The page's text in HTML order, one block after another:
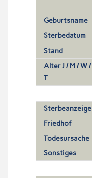
Geburtsname
Sterbedatum
Stand
Alter J / M / W /
T
Sterbeanzeige
Friedhof
Todesursache
Sonstiges